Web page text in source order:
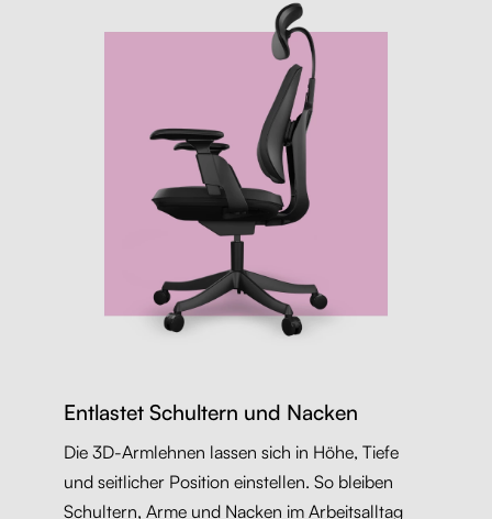
Entlastet Schultern und Nacken
Die 3D-Armlehnen lassen sich in Höhe, Tiefe
und seitlicher Position einstellen. So bleiben
Schultern, Arme und Nacken im Arbeitsalltag